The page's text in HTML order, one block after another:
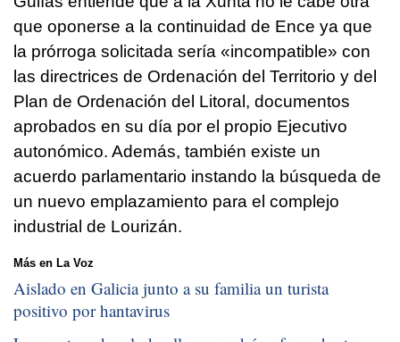
que oponerse a la continuidad de Ence ya que
la prórroga solicitada sería «incompatible» con
las directrices de Ordenación del Territorio y del
Plan de Ordenación del Litoral, documentos
aprobados en su día por el propio Ejecutivo
autonómico. Además, también existe un
acuerdo parlamentario instando la búsqueda de
un nuevo emplazamiento para el complejo
industrial de Lourizán.
Más en La Voz
Aislado en Galicia junto a su familia un turista
positivo por hantavirus